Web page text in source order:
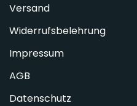
Versand
Widerrufsbelehrung
Impressum
AGB
Datenschutz